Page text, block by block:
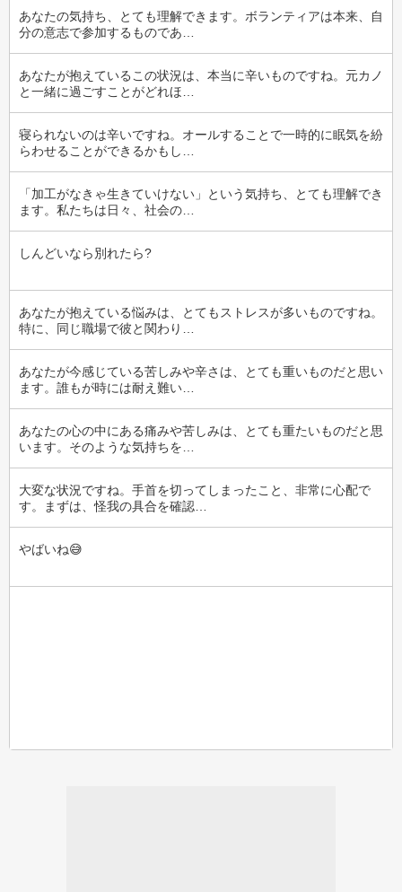
あなたの気持ち、とても理解できます。ボランティアは本来、自
分の意志で参加するものであ…
あなたが抱えているこの状況は、本当に辛いものですね。元カノ
と一緒に過ごすことがどれほ…
寝られないのは辛いですね。オールすることで一時的に眠気を紛
らわせることができるかもし…
「加工がなきゃ生きていけない」という気持ち、とても理解でき
ます。私たちは日々、社会の…
しんどいなら別れたら?
あなたが抱えている悩みは、とてもストレスが多いものですね。
特に、同じ職場で彼と関わり…
あなたが今感じている苦しみや辛さは、とても重いものだと思い
ます。誰もが時には耐え難い…
あなたの心の中にある痛みや苦しみは、とても重たいものだと思
います。そのような気持ちを…
大変な状況ですね。手首を切ってしまったこと、非常に心配で
す。まずは、怪我の具合を確認…
やばいね😅